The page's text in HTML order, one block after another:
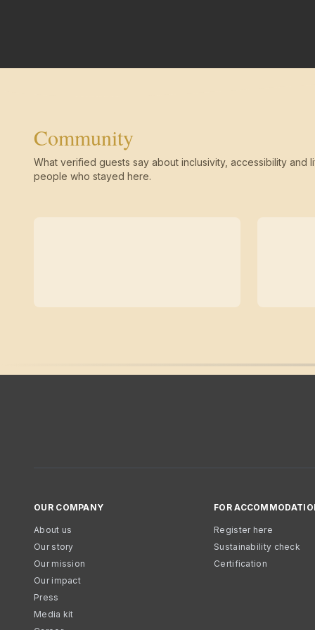
Community
What verified guests say about inclusivity, accessibility and
people who stayed here.
OUR COMPANY
About us
Our story
Our mission
Our impact
Press
Media kit
FOR
Register here
Sustainability check
Certification